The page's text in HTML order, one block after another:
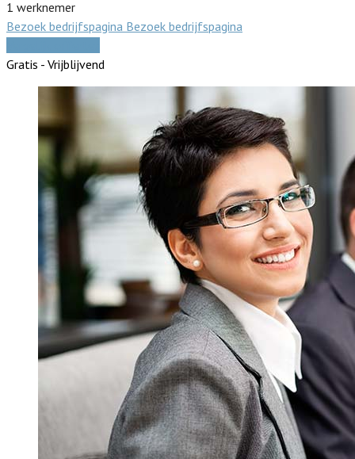
1 werknemer
Bezoek bedrijfspagina Bezoek bedrijfspagina
Gratis - Vrijblijvend